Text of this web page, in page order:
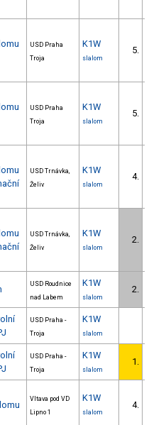
USD Praha
Troja
K1W
slalom
5.
USD Praha
Troja
K1W
slalom
5.
USD Trnávka,
Želiv
K1W
slalom
4.
USD Trnávka,
Želiv
K1W
slalom
2.
USD Roudnice
nad Labem
K1W
slalom
2.
USD Praha -
Troja
K1W
slalom
USD Praha -
Troja
K1W
slalom
1.
Vltava pod VD
Lipno 1
K1W
slalom
4.